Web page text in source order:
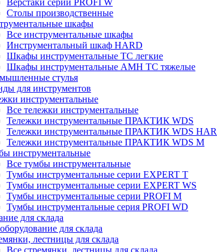
Верстаки серии PROFI W
Столы производственные
шкафы
Все инструментальные шкафы
Инструментальный шкаф HARD
Шкафы инструментальные ТС легкие
Шкафы инструментальные AMH TC тяжелые
стулья
для инструментов
инструментальные
Все тележки инструментальные
Тележки инструментальные ПРАКТИК WDS
Тележки инструментальные ПРАКТИК WDS
Тележки инструментальные ПРАКТИК WDS M
инструментальные
Все тумбы инструментальные
Тумбы инструментальные серии EXPERT T
Тумбы инструментальные серии EXPERT WS
Тумбы инструментальные серии PROFI M
Тумбы инструментальные серия PROFI WD
для склада
для склада
лестницы для склада
Все стремянки, лестницы для склада